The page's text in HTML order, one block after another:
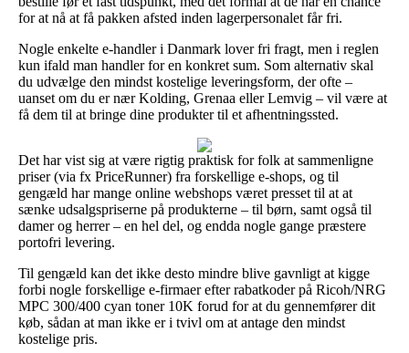
for at nå at få pakken afsted inden lagerpersonalet får fri.
Nogle enkelte e-handler i Danmark lover fri fragt, men i reglen
kun ifald man handler for en konkret sum. Som alternativ skal
du udvælge den mindst kostelige leveringsform, der ofte –
uanset om du er nær Kolding, Grenaa eller Lemvig – vil være at
få dem til at bringe dine produkter til et afhentningssted.
Det har vist sig at være rigtig praktisk for folk at sammenligne
priser (via fx PriceRunner) fra forskellige e-shops, og til
gengæld har mange online webshops været presset til at at
sænke udsalgspriserne på produkterne – til børn, samt også til
damer og herrer – en hel del, og endda nogle gange præstere
portofri levering.
Til gengæld kan det ikke desto mindre blive gavnligt at kigge
forbi nogle forskellige e-firmaer efter rabatkoder på Ricoh/NRG
MPC 300/400 cyan toner 10K forud for at du gennemfører dit
køb, sådan at man ikke er i tvivl om at antage den mindst
kostelige pris.